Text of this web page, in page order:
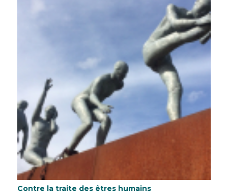
Contre la traite des êtres humains